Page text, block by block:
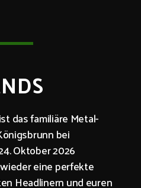
das familiäre Metal-
bei
Oktober 2026
eine perfekte
Headlinern und euren